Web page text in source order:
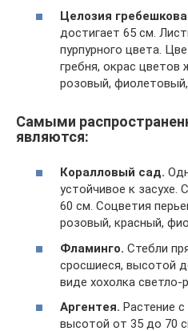
Целозия
достигает 65 см.
пурпурного цвета.
гребня, окрас
розовый, фиолетовый,
Самыми
являются:
Коралловый сад.
устойчивое к засухе.
60 см. Соцветия
розовый, красный,
Фламинго. Стебли
сросшиеся, высотой
виде хохолка светло-
Аргентея. Растение
высотой от 35 до 70